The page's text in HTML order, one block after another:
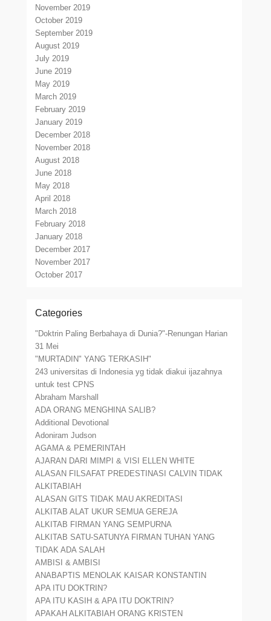
November 2019
October 2019
September 2019
August 2019
July 2019
June 2019
May 2019
March 2019
February 2019
January 2019
December 2018
November 2018
August 2018
June 2018
May 2018
April 2018
March 2018
February 2018
January 2018
December 2017
November 2017
October 2017
Categories
"Doktrin Paling Berbahaya di Dunia?"-Renungan Harian
31 Mei
"MURTADIN" YANG TERKASIH"
243 universitas di Indonesia yg tidak diakui ijazahnya
untuk test CPNS
Abraham Marshall
ADA ORANG MENGHINA SALIB?
Additional Devotional
Adoniram Judson
AGAMA & PEMERINTAH
AJARAN DARI MIMPI & VISI ELLEN WHITE
ALASAN FILSAFAT PREDESTINASI CALVIN TIDAK
ALKITABIAH
ALASAN GITS TIDAK MAU AKREDITASI
ALKITAB ALAT UKUR SEMUA GEREJA
ALKITAB FIRMAN YANG SEMPURNA
ALKITAB SATU-SATUNYA FIRMAN TUHAN YANG
TIDAK ADA SALAH
AMBISI & AMBISI
ANABAPTIS MENOLAK KAISAR KONSTANTIN
APA ITU DOKTRIN?
APA ITU KASIH & APA ITU DOKTRIN?
APAKAH ALKITABIAH ORANG KRISTEN